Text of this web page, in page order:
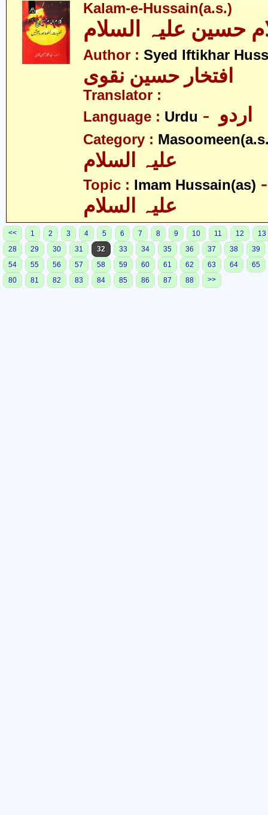
Kalam-e-Hussain(a.s.)
Author : Syed Iftikhar
افتخار حسین نقوی
Translator :
Language : Urdu
Category :
Topic : Imam Hussain(as)
علیہ السلام
<< 1 2 3 4 5 6 7 8 9 10 11 12
13
28
29 30 31 32 33 34 35 36 37 38
39
54
55 56 57 58 59 60 61 62 63 64
65
80
81 82 83 84 85 86 87 88 >>